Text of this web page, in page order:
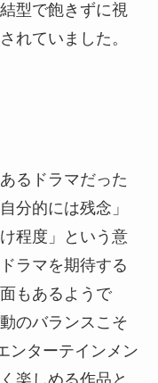
型で飽きずに視
れていました。
るドラマだった
分的には残念」
程度」という意
ラマを期待する
もあるようで
のバランスこそ
ンターテインメン
楽しめる作品と